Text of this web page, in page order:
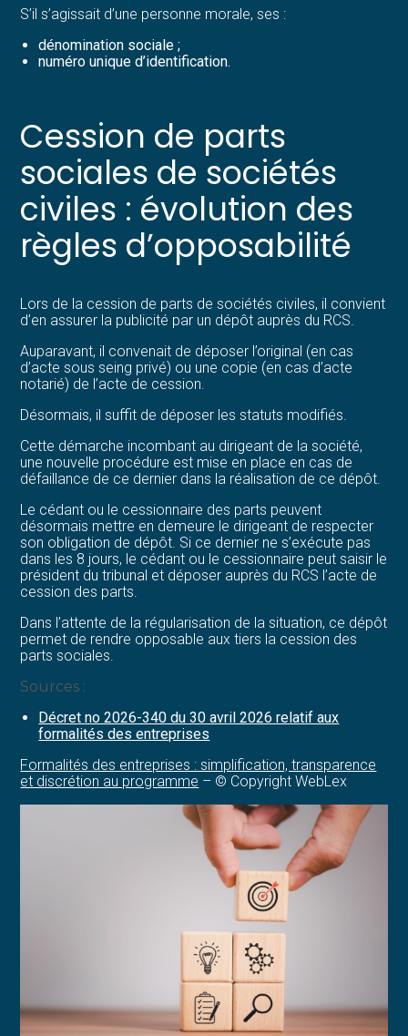
S’il s’agissait d’une personne morale, ses :
dénomination sociale ;
numéro unique d’identification.
Cession de parts
sociales de sociétés
civiles : évolution des
règles d’opposabilité
Lors de la cession de parts de sociétés civiles, il convient
d’en assurer la publicité par un dépôt auprès du RCS.
Auparavant, il convenait de déposer l’original (en cas
d’acte sous seing privé) ou une copie (en cas d’acte
notarié) de l’acte de cession.
Désormais, il suffit de déposer les statuts modifiés.
Cette démarche incombant au dirigeant de la société,
une nouvelle procédure est mise en place en cas de
défaillance de ce dernier dans la réalisation de ce dépôt.
Le cédant ou le cessionnaire des parts peuvent
désormais mettre en demeure le dirigeant de respecter
son obligation de dépôt. Si ce dernier ne s’exécute pas
dans les 8 jours, le cédant ou le cessionnaire peut saisir le
président du tribunal et déposer auprès du RCS l’acte de
cession des parts.
Dans l’attente de la régularisation de la situation, ce dépôt
permet de rendre opposable aux tiers la cession des
parts sociales.
Sources :
Décret no 2026-340 du 30 avril 2026 relatif aux
formalités des entreprises
Formalités des entreprises : simplification, transparence
et discrétion au programme – © Copyright WebLex